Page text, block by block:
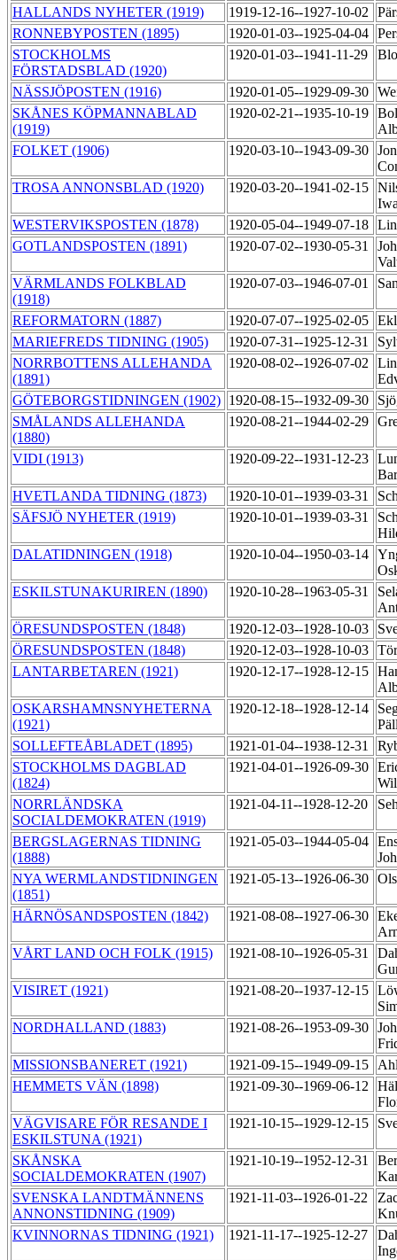
HALLANDS NYHETER (1919)
1919-12-16--1927-10-02
RONNEBYPOSTEN (1895)
1920-01-03--1925-04-04
STOCKHOLMS
FÖRSTADSBLAD (1920)
1920-01-03--1941-11-29
NÄSSJÖPOSTEN (1916) 1920-01-05--1929-09-30
SKÅNES KÖPMANNABLAD
(1919)
1920-02-21--1935-10-19
FOLKET (1906)
1920-03-10--1943-09-30
TROSA ANNONSBLAD (1920)
1920-03-20--1941-02-15
WESTERVIKSPOSTEN (1878)
1920-05-04--1949-07-18
GOTLANDSPOSTEN (1891)
1920-07-02--1930-05-31
VÄRMLANDS FOLKBLAD
(1918)
1920-07-03--1946-07-01
REFORMATORN (1887) 1920-07-07--1925-02-05
MARIEFREDS TIDNING (1905)
1920-07-31--1925-12-31
NORRBOTTENS ALLEHANDA
(1891)
1920-08-02--1926-07-02
GÖTEBORGSTIDNINGEN (1902) 1920-08-15--1932-09-30
SMÅLANDS ALLEHANDA
(1880)
1920-08-21--1944-02-29
VIDI (1913) 1920-09-22--1931-12-23
HVETLANDA TIDNING (1873)
1920-10-01--1939-03-31
SÄFSJÖ NYHETER (1919)
1920-10-01--1939-03-31
DALATIDNINGEN (1918)
1920-10-04--1950-03-14
ESKILSTUNAKURIREN (1890)
1920-10-28--1963-05-31
ÖRESUNDSPOSTEN (1848)
1920-12-03--1928-10-03
ÖRESUNDSPOSTEN (1848)
1920-12-03--1928-10-03
LANTARBETAREN (1921)
1920-12-17--1928-12-15
OSKARSHAMNSNYHETERNA
(1921)
1920-12-18--1928-12-14
SOLLEFTEÅBLADET (1895)
1921-01-04--1938-12-31
STOCKHOLMS DAGBLAD
(1824)
1921-04-01--1926-09-30
NORRLÄNDSKA
SOCIALDEMOKRATEN (1919)
1921-04-11--1928-12-20
BERGSLAGERNAS TIDNING
(1888)
1921-05-03--1944-05-04
NYA WERMLANDSTIDNINGEN
(1851)
1921-05-13--1926-06-30
HÄRNÖSANDSPOSTEN (1842) 1921-08-08--1927-06-30
VÅRT LAND OCH FOLK (1915)
1921-08-10--1926-05-31
VISIRET (1921)
1921-08-20--1937-12-15
NORDHALLAND (1883)
1921-08-26--1953-09-30
MISSIONSBANERET (1921)
1921-09-15--1949-09-15
HEMMETS VÄN (1898)
1921-09-30--1969-06-12
VÄGVISARE FÖR RESANDE I
ESKILSTUNA (1921)
1921-10-15--1929-12-15
SKÅNSKA
SOCIALDEMOKRATEN (1907)
1921-10-19--1952-12-31
SVENSKA LANDTMÄNNENS
ANNONSTIDNING (1909)
1921-11-03--1926-01-22
KVINNORNAS TIDNING (1921)
1921-11-17--1925-12-27